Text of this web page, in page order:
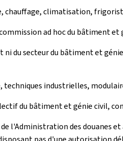
chauffage, climatisation,
ad hoc du bâtiment et
ni du secteur du bâtiment et
industrielles,
du bâtiment et génie civil,
l'Administration des douanes